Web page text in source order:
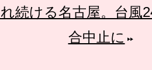
続ける名古屋。台風
合中止に